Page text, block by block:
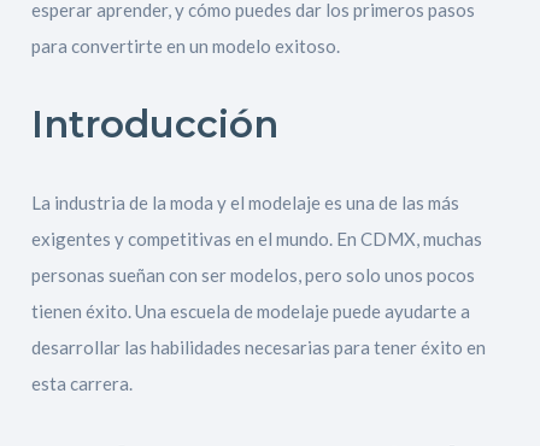
esperar aprender, y cómo puedes dar los primeros pasos
para convertirte en un modelo exitoso.
Introducción
La industria de la moda y el modelaje es una de las más
exigentes y competitivas en el mundo. En CDMX, muchas
personas sueñan con ser modelos, pero solo unos pocos
tienen éxito. Una escuela de modelaje puede ayudarte a
desarrollar las habilidades necesarias para tener éxito en
esta carrera.